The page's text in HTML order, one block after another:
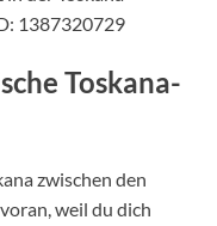
1387320729
Toskana-
zwischen den
weil du dich